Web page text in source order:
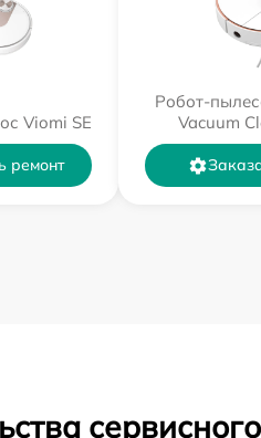
Viomi SE
ремонт
Робот-
Vacuum